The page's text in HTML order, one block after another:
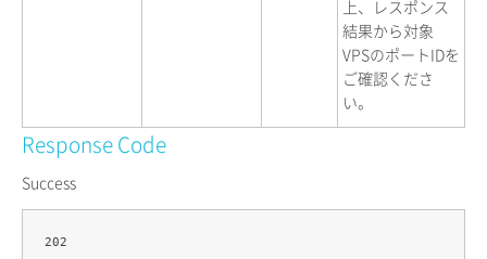
上、レスポンス
結果から対象
VPSのポートIDを
ご確認くださ
い。
Response Code
Success